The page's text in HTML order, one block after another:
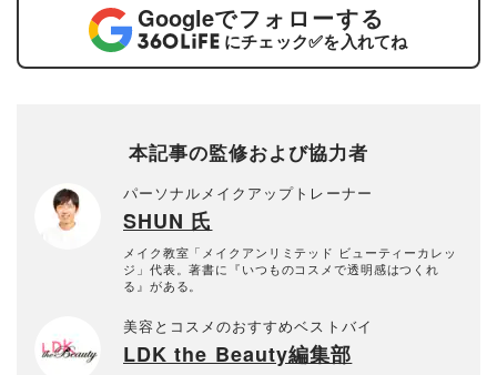
Googleでフォローする
にチェック✅を入れてね
本記事の監修および協力者
パーソナルメイクアップトレーナー
SHUN 氏
メイク教室「メイクアンリミテッド ビューティーカレッ
ジ」代表。著書に『いつものコスメで透明感はつくれ
る』がある。
美容とコスメのおすすめベストバイ
LDK the Beauty編集部